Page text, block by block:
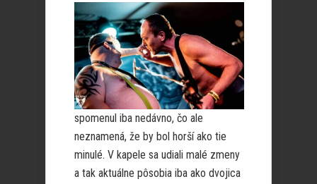
spomenul iba nedávno, čo ale
neznamená, že by bol horší ako tie
minulé. V kapele sa udiali malé zmeny
a tak aktuálne pôsobia iba ako dvojica